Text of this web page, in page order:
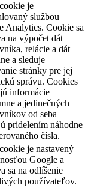
je
službou
Analytics. Cookie sa
na výpočet dát
relácie a dát
a sleduje
stránky pre jej
správu. Cookies
informácie
a jedinečných
od seba
pridelením náhodne
čísla.
je nastavený
Google a
sa na odlíšenie
používateľov.